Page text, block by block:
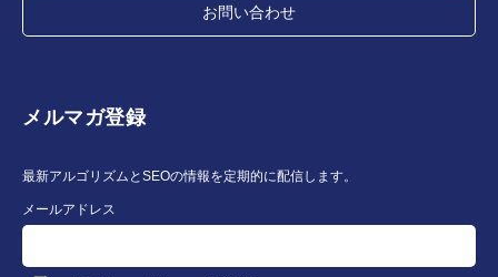
お問い合わせ
メルマガ登録
最新アルゴリズムとSEOの情報を定期的に配信します。
メールアドレス